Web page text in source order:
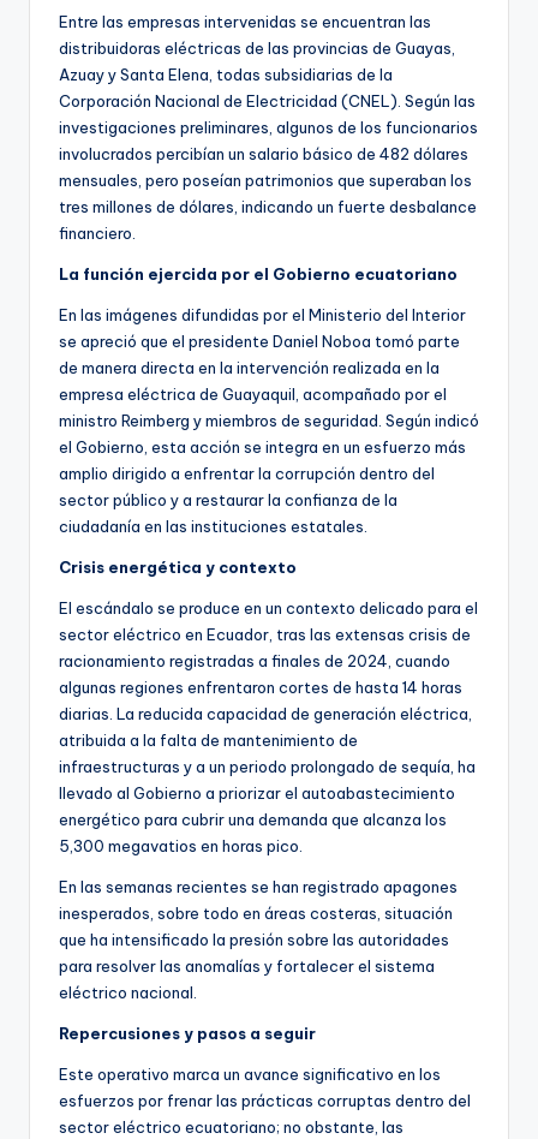
Entre las empresas intervenidas se encuentran las
distribuidoras eléctricas de las provincias de Guayas,
Azuay y Santa Elena, todas subsidiarias de la
Corporación Nacional de Electricidad (CNEL). Según las
investigaciones preliminares, algunos de los funcionarios
involucrados percibían un salario básico de 482 dólares
mensuales, pero poseían patrimonios que superaban los
tres millones de dólares, indicando un fuerte desbalance
financiero.
La función ejercida por el Gobierno ecuatoriano
En las imágenes difundidas por el Ministerio del Interior
se apreció que el presidente Daniel Noboa tomó parte
de manera directa en la intervención realizada en la
empresa eléctrica de Guayaquil, acompañado por el
ministro Reimberg y miembros de seguridad. Según indicó
el Gobierno, esta acción se integra en un esfuerzo más
amplio dirigido a enfrentar la corrupción dentro del
sector público y a restaurar la confianza de la
ciudadanía en las instituciones estatales.
Crisis energética y contexto
El escándalo se produce en un contexto delicado para el
sector eléctrico en Ecuador, tras las extensas crisis de
racionamiento registradas a finales de 2024, cuando
algunas regiones enfrentaron cortes de hasta 14 horas
diarias. La reducida capacidad de generación eléctrica,
atribuida a la falta de mantenimiento de
infraestructuras y a un periodo prolongado de sequía, ha
llevado al Gobierno a priorizar el autoabastecimiento
energético para cubrir una demanda que alcanza los
5,300 megavatios en horas pico.
En las semanas recientes se han registrado apagones
inesperados, sobre todo en áreas costeras, situación
que ha intensificado la presión sobre las autoridades
para resolver las anomalías y fortalecer el sistema
eléctrico nacional.
Repercusiones y pasos a seguir
Este operativo marca un avance significativo en los
esfuerzos por frenar las prácticas corruptas dentro del
sector eléctrico ecuatoriano; no obstante, las